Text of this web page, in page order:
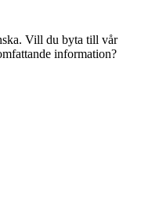
Vill du byta till vår
information?